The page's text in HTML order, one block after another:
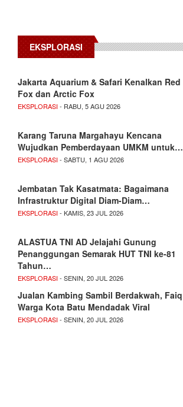
EKSPLORASI
Jakarta Aquarium & Safari Kenalkan Red
Fox dan Arctic Fox
EKSPLORASI- RABU, 5 AGU 2026
Karang Taruna Margahayu Kencana
Wujudkan Pemberdayaan UMKM untuk…
EKSPLORASI- SABTU, 1 AGU 2026
Jembatan Tak Kasatmata: Bagaimana
Infrastruktur Digital Diam-Diam…
EKSPLORASI- KAMIS, 23 JUL 2026
ALASTUA TNI AD Jelajahi Gunung
Penanggungan Semarak HUT TNI ke-81
Tahun…
EKSPLORASI- SENIN, 20 JUL 2026
Jualan Kambing Sambil Berdakwah, Faiq
Warga Kota Batu Mendadak Viral
EKSPLORASI- SENIN, 20 JUL 2026